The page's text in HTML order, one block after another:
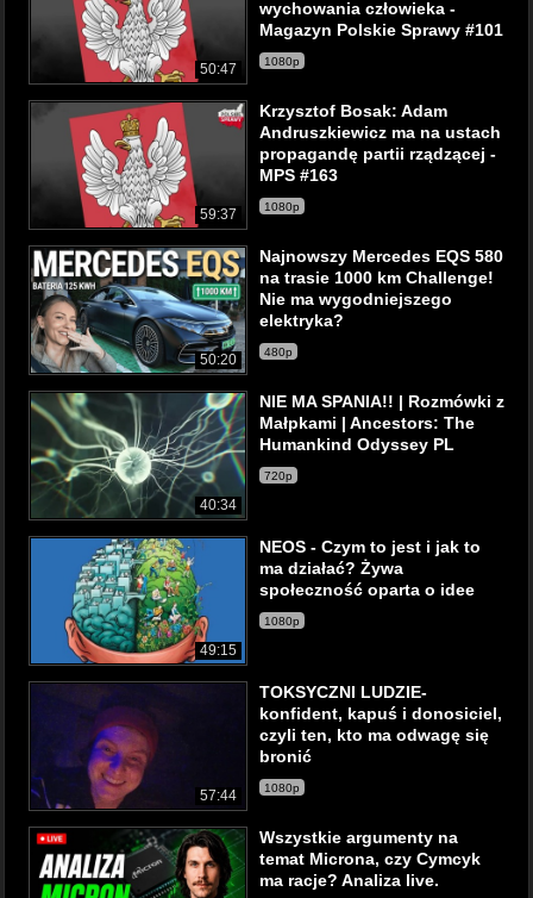
50:47
wychowania człowieka -
Magazyn Polskie Sprawy #101
1080p
59:37
Krzysztof Bosak: Adam
Andruszkiewicz ma na ustach
propagandę partii rządzącej -
MPS #163
1080p
50:20
Najnowszy Mercedes EQS 580
na trasie 1000 km Challenge!
Nie ma wygodniejszego
elektryka?
480p
40:34
NIE MA SPANIA!! | Rozmówki z
Małpkami | Ancestors: The
Humankind Odyssey PL
720p
49:15
NEOS - Czym to jest i jak to
ma działać? Żywa
społeczność oparta o idee
1080p
57:44
TOKSYCZNI LUDZIE-
konfident, kapuś i donosiciel,
czyli ten, kto ma odwagę się
bronić
1080p
Wszystkie argumenty na
temat Microna, czy Cymcyk
ma racje? Analiza live.